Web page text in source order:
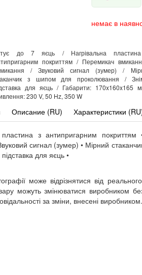
немає в
до 7 яєць / Нагрівальна
покриттям / Перемикач
/ Звуковий сигнал (зумер) /
з шипом для проколювання /
для яєць / Габарити: 170x160x165
230 V, 50 Hz, 350 W
Описание (RU) Характеристики
з антипригарним покриттям
сигнал (зумер) • Мірний
для яєць •
може відрізнятися від
можуть змінюватися виробником
за зміни, внесені виробником.